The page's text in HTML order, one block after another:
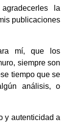
la
publicaciones
mí, que los
siempre son
tiempo que se
análisis, o
y autenticidad a